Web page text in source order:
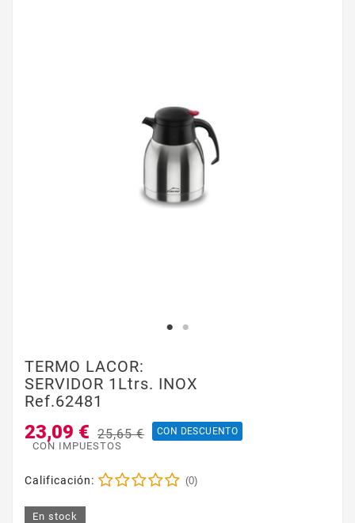
TERMO LACOR:
SERVIDOR 1Ltrs. INOX
Ref.62481
23,09 € 25,65 € CON DESCUENTO
CON IMPUESTOS
Calificación: (0)
En stock